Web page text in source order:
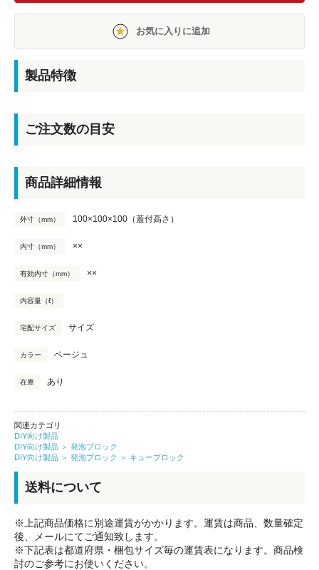
お気に入りに追加
製品特徴
ご注文数の目安
商品詳細情報
外寸（mm） 100×100×100（蓋付高さ）
内寸（mm） ××
有効内寸（mm） ××
内容量（ℓ）
宅配サイズ サイズ
カラー ベージュ
在庫 あり
関連カテゴリ
DIY向け製品
DIY向け製品 ＞ 発泡ブロック
DIY向け製品 ＞ 発泡ブロック ＞ キューブロック
送料について
※上記商品価格に別途運賃がかかります。運賃は商品、数量確定
後、メールにてご通知致します。
※下記表は都道府県・梱包サイズ毎の運賃表になります。商品検
討のご参考にお使いください。